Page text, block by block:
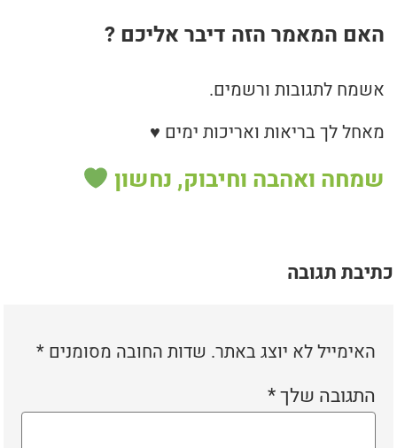
האם המאמר הזה דיבר אליכם ?
אשמח לתגובות ורשמים.
מאחל לך בריאות ואריכות ימים ♥
שמחה ואהבה וחיבוק, נחשון
כתיבת תגובה
האימייל לא יוצג באתר. שדות החובה מסומנים*
התגובה שלך*